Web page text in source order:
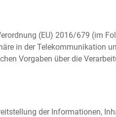
(EU) 2016/679 (im
in der Telekommunikation
Vorgaben über die
der Informationen,